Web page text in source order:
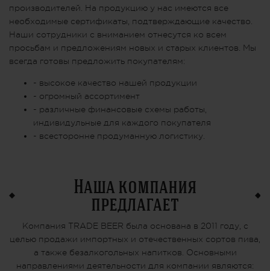
производителей. На продукцию у нас имеются все
необходимые сертификаты, подтверждающие качество.
Наши сотрудники с вниманием отнесутся ко всем
просьбам и предложениям новых и старых клиентов. Мы
всегда готовы предложить покупателям:
- высокое качество нашей продукции
- огромный ассортимент
- различные финансовые схемы работы,
индивидульные для каждого покупателя
- всесторонне продуманную логистику.
Наша компания
предлагает
Компания TRADE BEER была основана в 2011 году, с
целью продажи импортных и отечественных сортов пива,
а также безалкогольных напитков. Основными
направлениями деятельности для компании являются: